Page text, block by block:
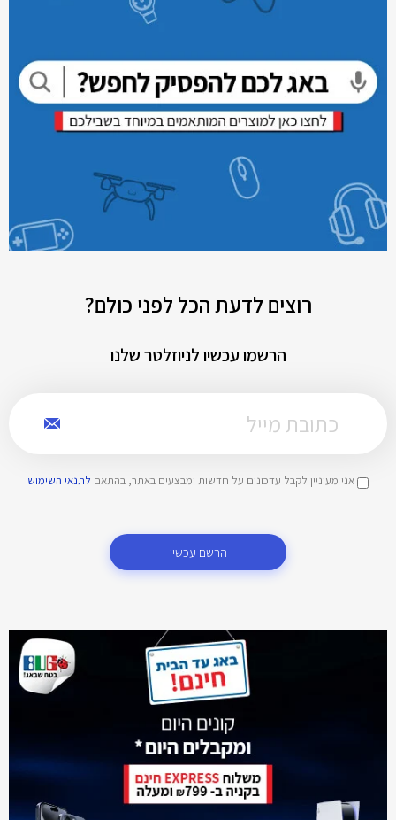
רוצים לדעת הכל לפני כולם?
הרשמו עכשיו לניוזלטר שלנו
אני מעוניין לקבל עדכונים על חדשות ומבצעים באתר, בהתאם לתנאי השימוש
הרשם עכשיו